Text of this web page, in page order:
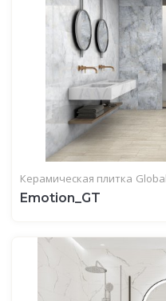
Керамическая плитка
Emotion_GT